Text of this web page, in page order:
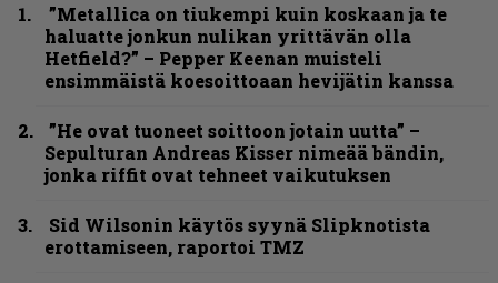
”Metallica on tiukempi kuin koskaan ja te
haluatte jonkun nulikan yrittävän olla
Hetfield?” – Pepper Keenan muisteli
ensimmäistä koesoittoaan hevijätin kanssa
”He ovat tuoneet soittoon jotain uutta” –
Sepulturan Andreas Kisser nimeää bändin,
jonka riffit ovat tehneet vaikutuksen
Sid Wilsonin käytös syynä Slipknotista
erottamiseen, raportoi TMZ